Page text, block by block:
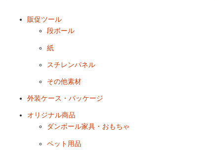
販促ツール
段ボール
紙
スチレンパネル
その他素材
外装ケース・パッケージ
オリジナル商品
ダンボール家具・おもちゃ
ペット用品